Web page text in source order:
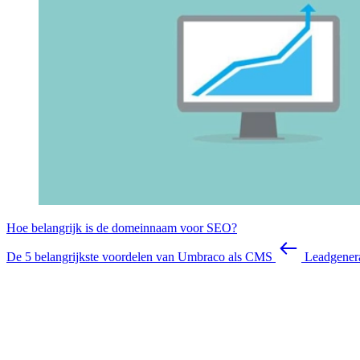
Hoe belangrijk is de domeinnaam voor SEO?
De 5 belangrijkste voordelen van Umbraco als CMS